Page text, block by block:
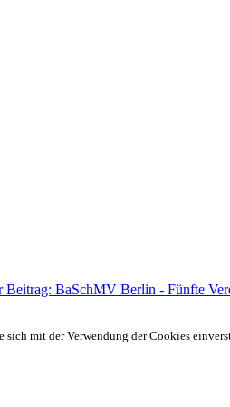
Beitrag: BaSchMV Berlin - Fünfte
sich mit der Verwendung der Cookies